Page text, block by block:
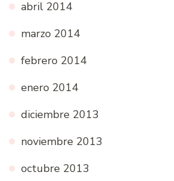
abril 2014
marzo 2014
febrero 2014
enero 2014
diciembre 2013
noviembre 2013
octubre 2013